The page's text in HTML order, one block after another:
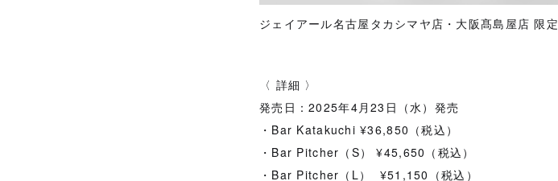
ジェイアール名古屋タカシマヤ店・大阪髙島屋店 限定
〈 詳細 〉
発売日：2025年4月23日（水）発売
・Bar Katakuchi ¥36,850（税込）
・Bar Pitcher（S） ¥45,650（税込）
・Bar Pitcher（L） ¥51,150（税込）